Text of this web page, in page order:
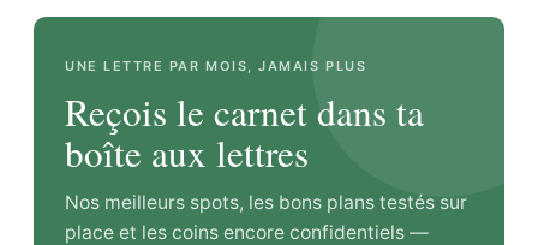
UNE LETTRE PAR MOIS, JAMAIS PLUS
Reçois le carnet dans ta
boîte aux lettres
Nos meilleurs spots, les bons plans testés sur
place et les coins encore confidentiels —